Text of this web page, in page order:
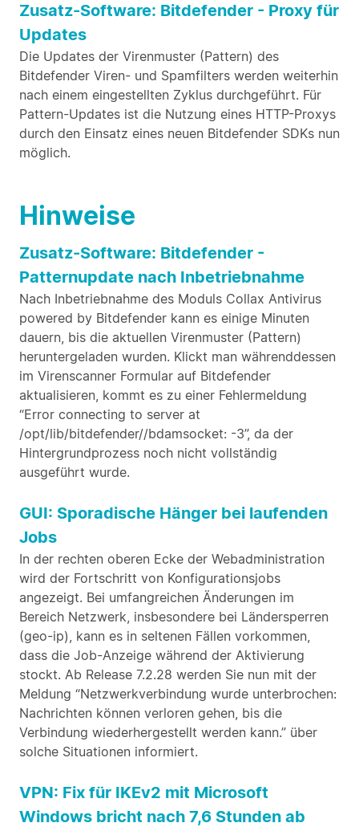
Zusatz-Software: Bitdefender - Proxy für
Updates
Die Updates der Virenmuster (Pattern) des
Bitdefender Viren- und Spamfilters werden weiterhin
nach einem eingestellten Zyklus durchgeführt. Für
Pattern-Updates ist die Nutzung eines HTTP-Proxys
durch den Einsatz eines neuen Bitdefender SDKs nun
möglich.
Hinweise
Zusatz-Software: Bitdefender -
Patternupdate nach Inbetriebnahme
Nach Inbetriebnahme des Moduls Collax Antivirus
powered by Bitdefender kann es einige Minuten
dauern, bis die aktuellen Virenmuster (Pattern)
heruntergeladen wurden. Klickt man währenddessen
im Virenscanner Formular auf Bitdefender
aktualisieren, kommt es zu einer Fehlermeldung
“Error connecting to server at
/opt/lib/bitdefender//bdamsocket: -3”, da der
Hintergrundprozess noch nicht vollständig
ausgeführt wurde.
GUI: Sporadische Hänger bei laufenden
Jobs
In der rechten oberen Ecke der Webadministration
wird der Fortschritt von Konfigurationsjobs
angezeigt. Bei umfangreichen Änderungen im
Bereich Netzwerk, insbesondere bei Ländersperren
(geo-ip), kann es in seltenen Fällen vorkommen,
dass die Job-Anzeige während der Aktivierung
stockt. Ab Release 7.2.28 werden Sie nun mit der
Meldung “Netzwerkverbindung wurde unterbrochen:
Nachrichten können verloren gehen, bis die
Verbindung wiederhergestellt werden kann.” über
solche Situationen informiert.
VPN: Fix für IKEv2 mit Microsoft
Windows bricht nach 7,6 Stunden ab